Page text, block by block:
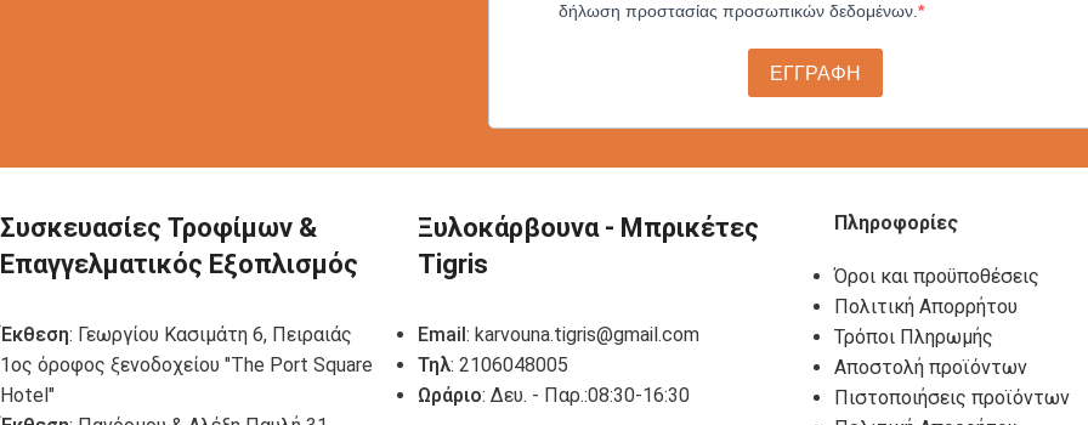
δήλωση προστασίας προσωπικών δεδομένων.
ΕΓΓΡΑΦΗ
Συσκευασίες Τροφίμων &
Επαγγελματικός Εξοπλισμός
Έκθεση: Γεωργίου Κασιμάτη 6, Πειραιάς
1ος όροφος ξενοδοχείου "The Port Square
Hotel"
Ξυλοκάρβουνα - Μπρικέτες
Tigris
Email: karvouna.tigris@gmail.com
Τηλ: 2106048005
Ωράριο: Δευ. - Παρ.:08:30-16:30
Πληροφορίες
Όροι και προϋποθέσεις
Πολιτική Απορρήτου
Τρόποι Πληρωμής
Αποστολή προϊόντων
Πιστοποιήσεις προϊόντων